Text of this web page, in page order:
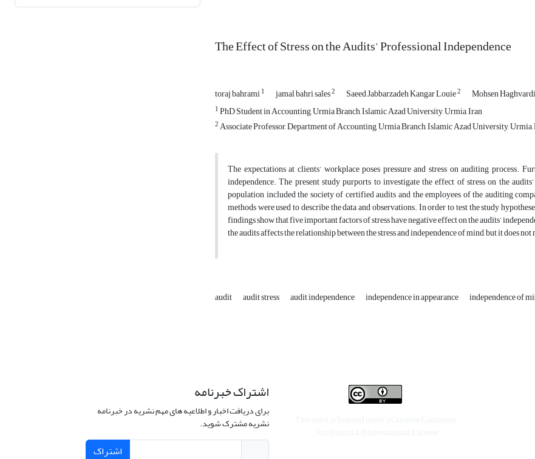
The Effect of Stress on the Audits' Professional Independence
toraj bahrami1 jamal bahri sales2 Saeed Jabbarzadeh Kangar Louie2 Mohsen
1PhD Student in Accounting, Urmia Branch, Islamic Azad University, Urmia, Iran
2Associate Professor, Department of Accounting, Urmia Branch, Islamic Azad University,
The expectations at clients’ workplace poses pressure and stress on auditing process.
independence. The present study purports to investigate the effect of stress on the
population included the society of certified audits and the employees of the auditing
methods were used to describe the data and observations. In order to test the study
findings show that five important factors of stress have negative effect on the audits’
the audits affects the relationship between the stress and independence of mind, but it does
audit audit stress audit independence independence in appearance independence of
اشتراک خبرنامه
برای دریافت اخبار و اطلاعیه های مهم نشریه در خبرنامه
نشریه مشترک شوید.
اشتراک